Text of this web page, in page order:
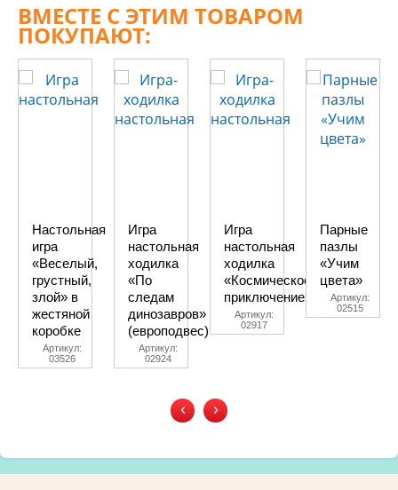
ВМЕСТЕ С ЭТИМ ТОВАРОМ
ПОКУПАЮТ:
Настольная
игра
«Веселый,
грустный,
злой» в
жестяной
коробке
Артикул:
03526
Игра
настольная
ходилка
«По
следам
динозавров»
(европодвес)
Артикул:
02924
Игра
настольная
ходилка
«Космическое
приключение»
Артикул:
02917
Парные
пазлы
«Учим
цвета»
Артикул:
02515
‹ ›